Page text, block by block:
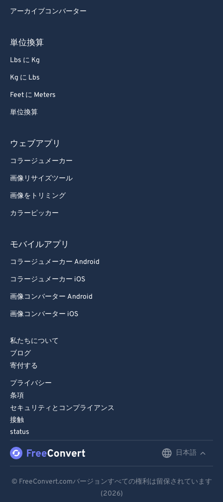
アーカイブコンバーター
単位換算
Lbs に Kg
Kg に Lbs
Feet に Meters
単位換算
ウェブアプリ
コラージュメーカー
画像リサイズツール
画像をトリミング
カラーピッカー
モバイルアプリ
コラージュメーカー Android
コラージュメーカー iOS
画像コンバーター Android
画像コンバーター iOS
私たちについて
ブログ
寄付する
プライバシー
条項
セキュリティとコンプライアンス
接触
status
日本語
Español
© FreeConvert.comバージョンすべての権利は留保されています
(2026)